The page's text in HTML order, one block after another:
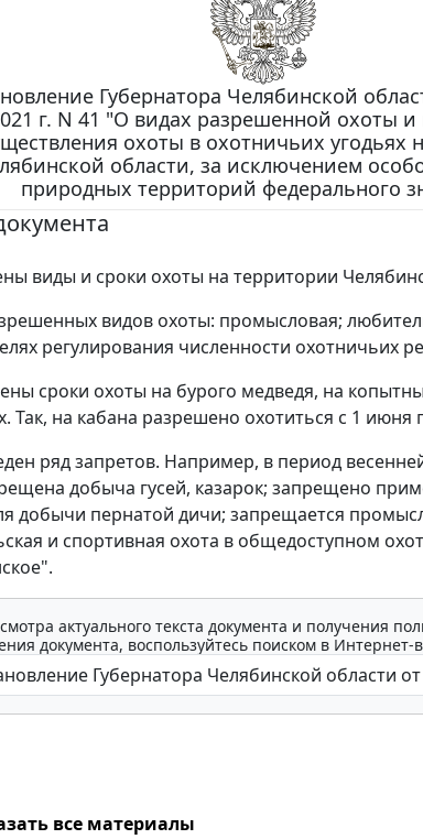
Губернатора Челябинской
г. N 41 "О видах разрешенной охоты и
охоты в охотничьих угодьях
области, за исключением
природных территорий федерального
виды и сроки охоты на территории
видов охоты: промысловая;
регулирования численности охотничьих
сроки охоты на бурого медведя, на
Так, на кабана разрешено охотиться с 1 июня
ряд запретов. Например, в период
добыча гусей, казарок; запрещено
добычи пернатой дичи; запрещается
и спортивная охота в общедоступном
актуального текста документа и получения
документа, воспользуйтесь поиском в Интернет-
все материалы